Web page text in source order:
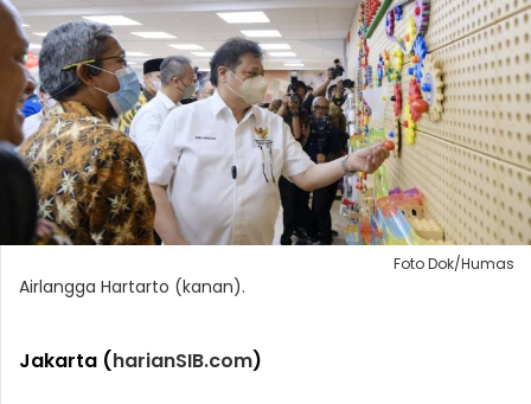
Foto Dok/Humas
Airlangga Hartarto (kanan).
Jakarta (harianSIB.com)